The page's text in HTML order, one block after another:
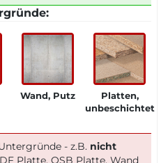
Wand, Putz
Platten,
unbeschichtet
- z.B. nicht
Platte, OSB Platte, Wand